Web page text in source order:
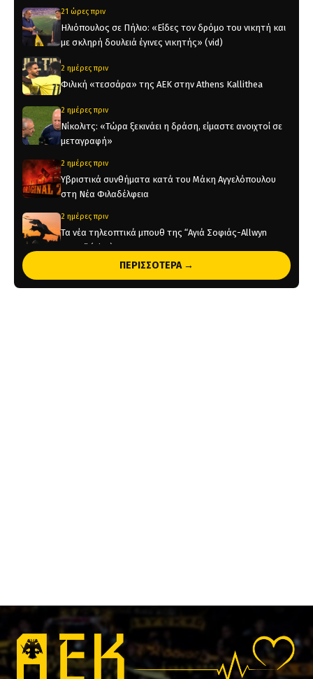
21 ώρες πριν
Ηλιόπουλος σε Πήλιο: «Είδες τον δρόμο του νικητή και
με σκληρή δουλειά έγινες νικητής» (vid)
2 ημέρες πριν
Φιλική «τεσσάρα» της ΑΕΚ στην Athens Kallithea
2 ημέρες πριν
Νίκολιτς: «Τώρα ξεκινάει η δράση, είμαστε ανοιχτοί σε
μεταγραφή»
2 ημέρες πριν
Υβριστικά συνθήματα κατά του Μάκη Αγγελόπουλου
στη Νέα Φιλαδέλφεια
2 ημέρες πριν
Τα νέα τηλεοπτικά μπουθ της “Αγιά Σοφιάς-Allwyn
Arena” (pics)
Η ενδεκάδα της ΑΕΚ στο φιλικό με την Athens Kallithea
ΠΕΡΙΣΣΟΤΕΡΑ →